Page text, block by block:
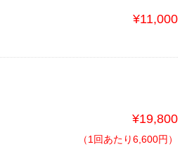
¥11,000
¥19,800
（1回あたり6,600円）